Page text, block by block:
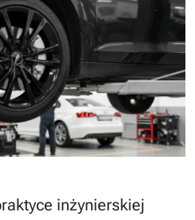
inżynierskiej